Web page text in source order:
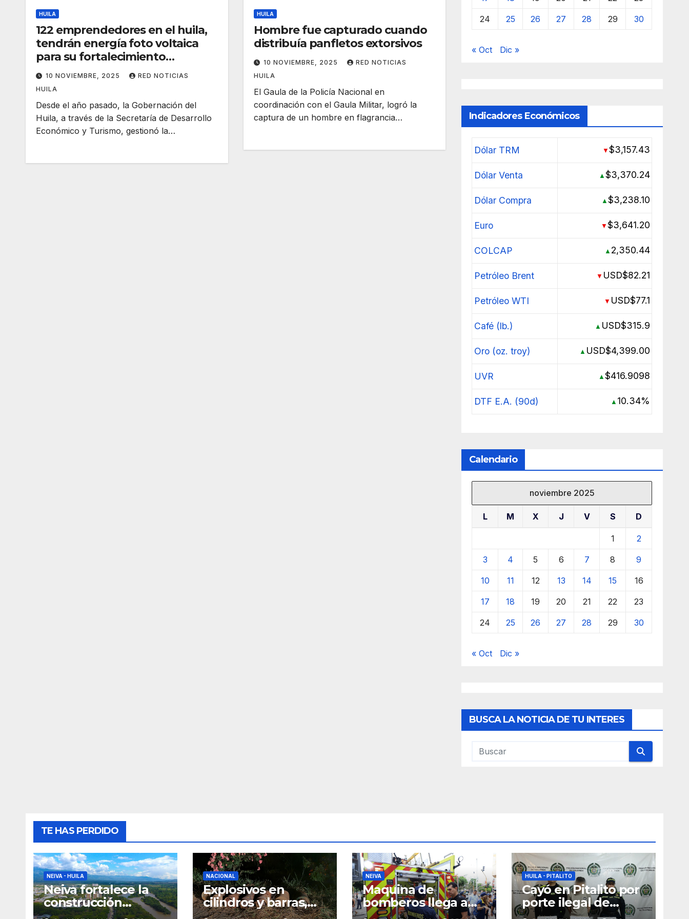
HUILA
122 emprendedores en el huila,
tendrán energía foto voltaica
para su fortalecimiento
empresarial
10 NOVIEMBRE, 2025
RED NOTICIAS
HUILA
Desde el año pasado, la Gobernación del
Huila, a través de la Secretaría de Desarrollo
Económico y Turismo, gestionó la…
HUILA
Hombre fue capturado cuando
distribuía panfletos extorsivos
10 NOVIEMBRE, 2025
RED NOTICIAS
HUILA
El Gaula de la Policía Nacional en
coordinación con el Gaula Militar, logró la
captura de un hombre en flagrancia…
24 25 26 27 28 29 30
« Oct Dic »
Indicadores Económicos
Dólar TRM ▼$3,157.43
Dólar Venta ▲$3,370.24
Dólar Compra ▲$3,238.10
Euro ▼$3,641.20
COLCAP ▲ 2,350.44
Petróleo Brent ▼ USD$82.21
Petróleo WTI ▼ USD$77.1
Café (lb.) ▲ USD$315.9
Oro (oz. troy) ▲ USD$4,399.00
UVR ▲$416.9098
DTF E.A. (90d) ▲ 10.34%
Calendario
noviembre 2025
L M X J V S D
1 2
3 4 5 6 7 8 9
10 11 12 13 14 15 16
17 18 19 20 21 22 23
24 25 26 27 28 29 30
« Oct Dic »
BUSCA LA NOTICIA DE TU INTERES
TE HAS PERDIDO
NEIVA - HUILA
Neiva fortalece la
construcción
colectiva del POT
NACIONAL
Explosivos en
cilindros y barras,
que serían
NEIVA
Maquina de
bomberos llega a
Neiva para
HUILA - PITALITO
Cayó en Pitalito por
porte ilegal de
armas de fuego y